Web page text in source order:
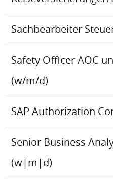
Sachbearbeiter
Safety Officer AOC
(w/m/d)
SAP Authorization
Senior Business
(w|m|d)